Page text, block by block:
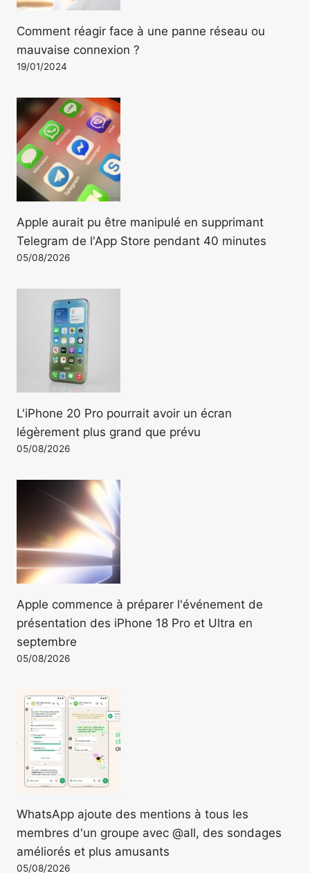
Comment réagir face à une panne réseau ou
mauvaise connexion ?
19/01/2024
Apple aurait pu être manipulé en supprimant
Telegram de l'App Store pendant 40 minutes
05/08/2026
L'iPhone 20 Pro pourrait avoir un écran
légèrement plus grand que prévu
05/08/2026
Apple commence à préparer l'événement de
présentation des iPhone 18 Pro et Ultra en
septembre
05/08/2026
WhatsApp ajoute des mentions à tous les
membres d'un groupe avec @all, des sondages
améliorés et plus amusants
05/08/2026